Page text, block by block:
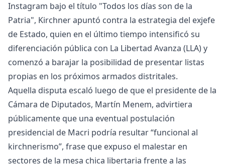
Instagram bajo el título "Todos los días son de la
Patria", Kirchner apuntó contra la estrategia del exjefe
de Estado, quien en el último tiempo intensificó su
diferenciación pública con La Libertad Avanza (LLA) y
comenzó a barajar la posibilidad de presentar listas
propias en los próximos armados distritales.
Aquella disputa escaló luego de que el presidente de la
Cámara de Diputados, Martín Menem, advirtiera
públicamente que una eventual postulación
presidencial de Macri podría resultar “funcional al
kirchnerismo”, frase que expuso el malestar en
sectores de la mesa chica libertaria frente a las